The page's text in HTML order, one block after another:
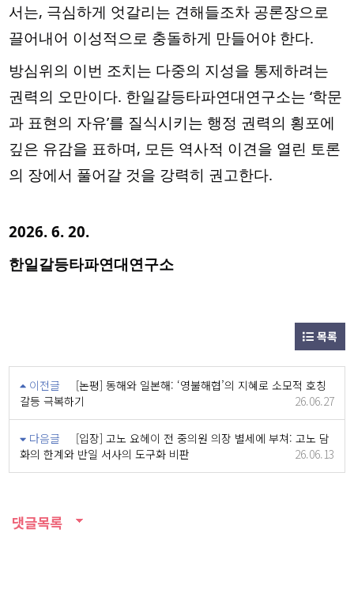
서는, 극심하게 엇갈리는 견해들조차 공론장으로
끌어내어 이성적으로 충돌하게 만들어야 한다.
방심위의 이번 조치는 다중의 지성을 통제하려는
권력의 오만이다. 한일갈등타파연대연구소는 ‘학문
과 표현의 자유’를 질식시키는 행정 권력의 횡포에
깊은 유감을 표하며, 모든 역사적 이견을 열린 토론
의 장에서 풀어갈 것을 강력히 권고한다.
2026. 6. 20.
한일갈등타파연대연구소
목록
이전글
[논평] 동해와 일본해: ‘영불해협’의 지혜로 소모적 호칭
갈등 극복하기
26.06.27
다음글
[입장] 고노 요헤이 전 중의원 의장 별세에 부쳐: 고노 담
화의 한계와 반일 서사의 도구화 비판
26.06.13
댓글목록